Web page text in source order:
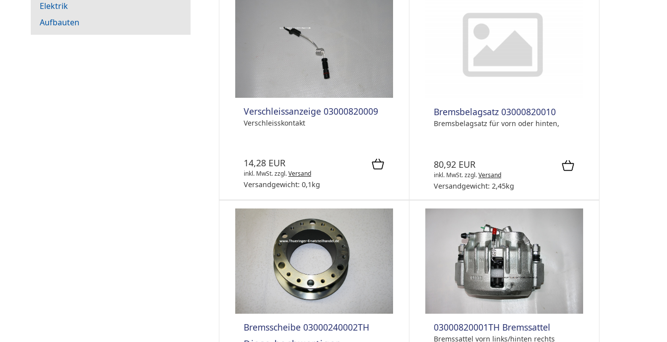
Elektrik
Aufbauten
Verschleissanzeige 03000820009
Verschleisskontakt
14,28 EUR
inkl. MwSt.zzgl.Versand
Versandgewicht: 0,1 kg
Bremsbelagsatz 03000820010
Bremsbelagsatz für vorn oder hinten,
80,92 EUR
inkl. MwSt.zzgl.Versand
Versandgewicht: 2,45kg
Bremsscheibe 03000240002TH
03000820001TH Bremssattel
Bremssattel vorn links/hinten rechts